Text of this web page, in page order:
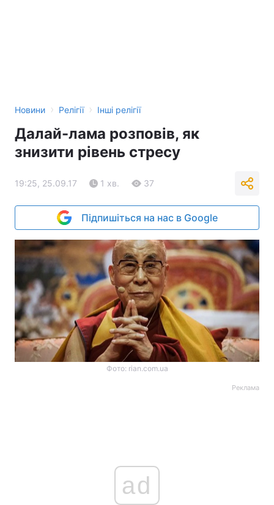
Новини › Релігії › Інші релігії
Далай-лама розповів, як
знизити рівень стресу
19:25, 25.09.17 1 хв. 37
Підпишіться на нас в Google
Фото: rian.com.ua
Реклама
ad